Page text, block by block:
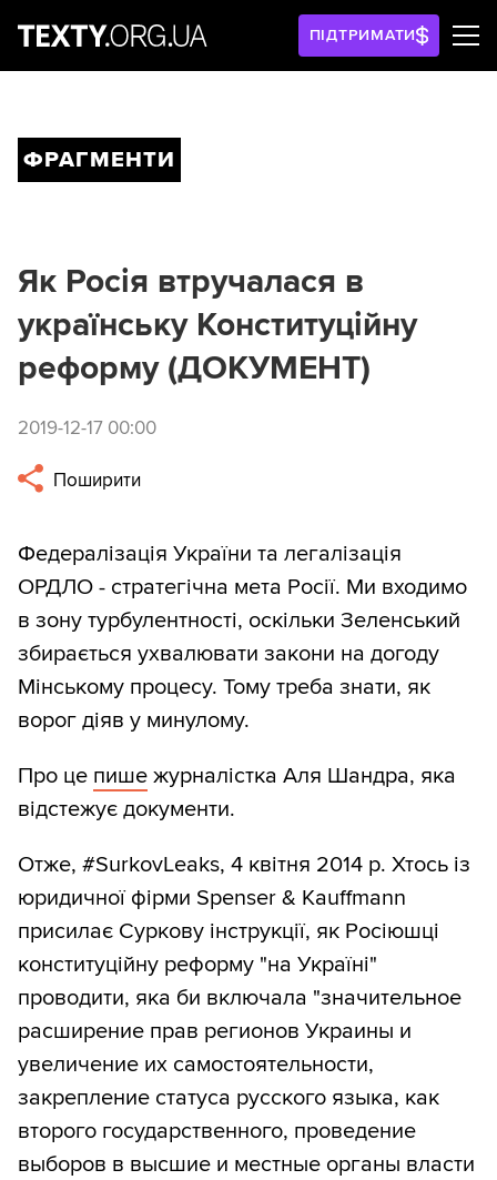
ПІДТРИМАТИ
ФРАГМЕНТИ
Як Росія втручалася в
українську Конституційну
реформу (ДОКУМЕНТ)
2019-12-17 00:00
Поширити
Федералізація України та легалізація
ОРДЛО - стратегічна мета Росії. Ми входимо
в зону турбулентності, оскільки Зеленський
збирається ухвалювати закони на догоду
Мінському процесу. Тому треба знати, як
ворог діяв у минулому.
Про це пише журналістка Аля Шандра, яка
відстежує документи.
Отже, #SurkovLeaks, 4 квітня 2014 р. Хтось із
юридичної фірми Spenser & Kauffmann
присилає Суркову інструкції, як Росіюшці
конституційну реформу "на Україні"
проводити, яка би включала "значительное
расширение прав регионов Украины и
увеличение их самостоятельности,
закрепление статуса русского языка, как
второго государственного, проведение
выборов в высшие и местные органы власти